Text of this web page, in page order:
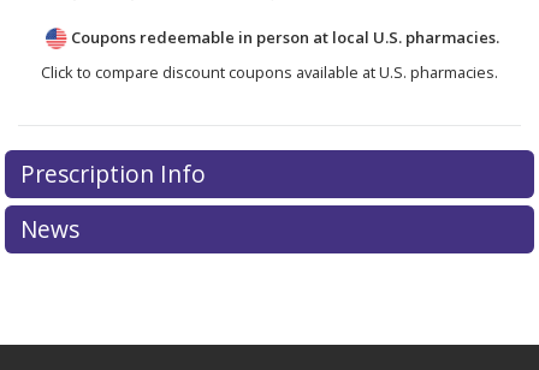
Coupons redeemable in person at local U.S. pharmacies.
Click to compare discount coupons available at U.S. pharmacies.
Prescription Info
News